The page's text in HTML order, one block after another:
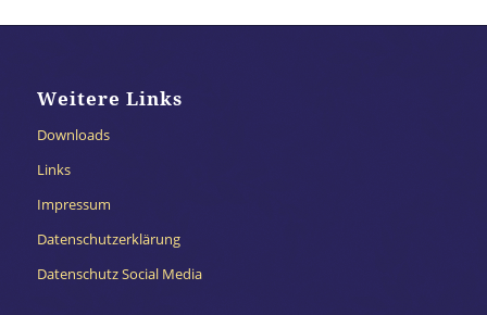
Weitere Links
Downloads
Links
Impressum
Datenschutzerklärung
Datenschutz Social Media